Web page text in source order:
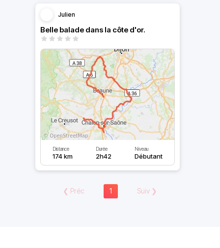
Julien
Belle balade dans la côte d'or.
Distance
174 km
Durée
2h42
Niveau
Débutant
❮ Préc 1 Suiv ❯